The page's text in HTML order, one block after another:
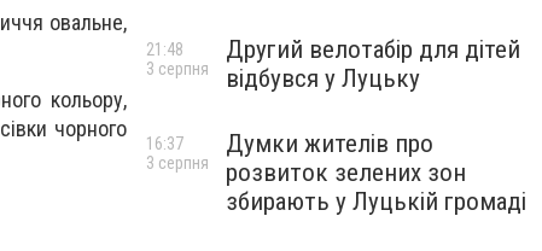
овальне,
кольору,
чорного
Другий велотабір для дітей
відбувся у Луцьку
21:48
3 серпня
Думки жителів про
розвиток зелених зон
збирають у Луцькій громаді
16:37
3 серпня